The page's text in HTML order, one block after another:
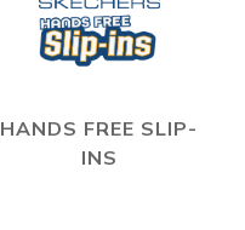
HANDS FREE SLIP-
INS